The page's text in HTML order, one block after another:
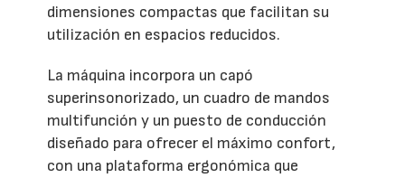
dimensiones compactas que facilitan su
utilización en espacios reducidos.
La máquina incorpora un capó
superinsonorizado, un cuadro de mandos
multifunción y un puesto de conducción
diseñado para ofrecer el máximo confort,
con una plataforma ergonómica que